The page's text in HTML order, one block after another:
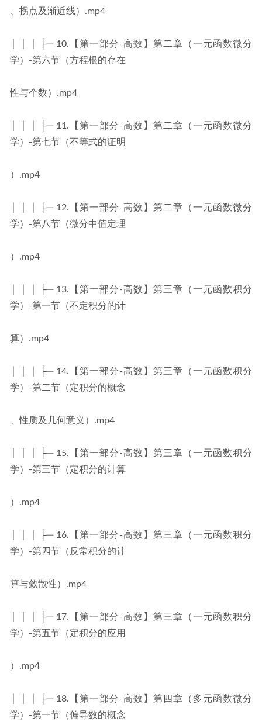
、拐点及渐近线）.mp4
│ │ │ ├─ 10.【第一部分-高数】第二章（一元函数微分
学）-第六节（方程根的存在
性与个数）.mp4
│ │ │ ├─ 11.【第一部分-高数】第二章（一元函数微分
学）-第七节（不等式的证明
）.mp4
│ │ │ ├─ 12.【第一部分-高数】第二章（一元函数微分
学）-第八节（微分中值定理
）.mp4
│ │ │ ├─ 13.【第一部分-高数】第三章（一元函数积分
学）-第一节（不定积分的计
算）.mp4
│ │ │ ├─ 14.【第一部分-高数】第三章（一元函数积分
学）-第二节（定积分的概念
、性质及几何意义）.mp4
│ │ │ ├─ 15.【第一部分-高数】第三章（一元函数积分
学）-第三节（定积分的计算
）.mp4
│ │ │ ├─ 16.【第一部分-高数】第三章（一元函数积分
学）-第四节（反常积分的计
算与敛散性）.mp4
│ │ │ ├─ 17.【第一部分-高数】第三章（一元函数积分
学）-第五节（定积分的应用
）.mp4
│ │ │ ├─ 18.【第一部分-高数】第四章（多元函数微分
学）-第一节（偏导数的概念